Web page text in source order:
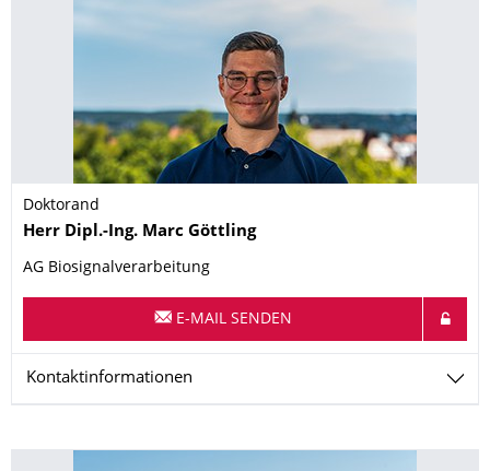
Doktorand
Name
Herr Dipl.-Ing. Marc Göttling
AG Biosignalverarbeitung
E-MAIL SENDEN
Kontaktinformationen